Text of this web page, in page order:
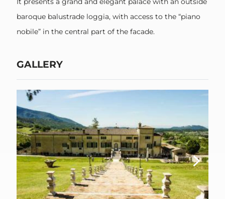
baroque balustrade loggia, with access to the “piano
nobile” in the central part of the facade.
GALLERY